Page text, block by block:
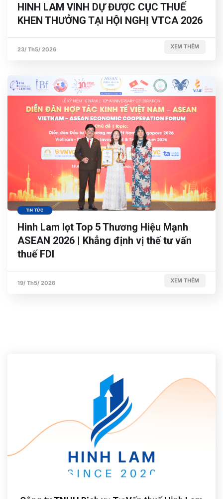
HINH LAM VINH DỰ ĐƯỢC CỤC THUẾ
KHEN THƯỞNG TẠI HỘI NGHỊ VTCA 2026
23/ Th5/ 2026 XEM THÊM
TIN TỨC
Hinh Lam lọt Top 5 Thương Hiệu Mạnh
ASEAN 2026 | Khẳng định vị thế tư vấn
thuế FDI
19/ Th5/ 2026 XEM THÊM